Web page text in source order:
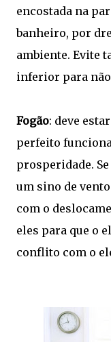
encostada na
banheiro, por
ambiente. Evite
inferior para
Fogão: deve
perfeito
prosperidade.
um sino de
com o
eles para que o
conflito com o